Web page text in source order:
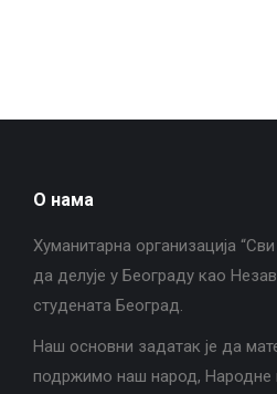
О нама
Хуманитарна организација
да делује у Београду као
студената Београд.
Наш основни задатак је да
подржимо наш народ, Народне